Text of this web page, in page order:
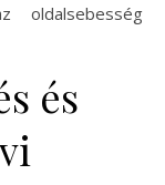
oldalsebesség
és